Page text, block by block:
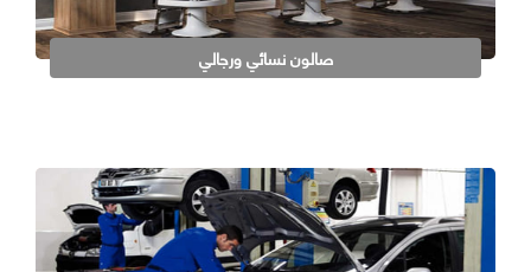
صالون نسائي ورجالي